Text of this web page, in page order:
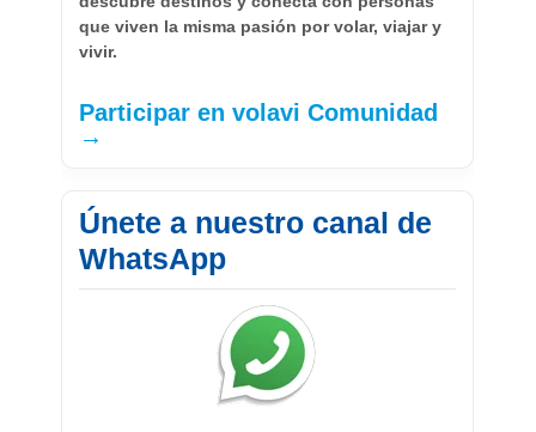
que viven la misma pasión por volar, viajar y
vivir.
Participar en volavi Comunidad
→
Únete a nuestro canal de
WhatsApp